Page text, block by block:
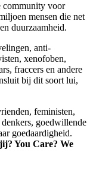
community voor
mensen die net
duurzaamheid.
anti-
xenofoben,
fraccers en andere
bij dit soort lui,
feministen,
goedwillende
goedaardigheid.
You Care? We